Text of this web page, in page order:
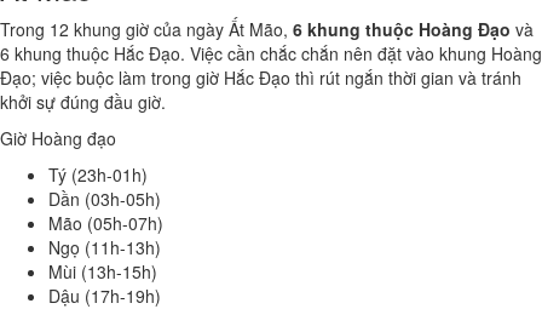
Trong 12 khung giờ của ngày Ất Mão, 6 khung thuộc Hoàng Đạo và
6 khung thuộc Hắc Đạo. Việc cần chắc chắn nên đặt vào khung Hoàng
Đạo; việc buộc làm trong giờ Hắc Đạo thì rút ngắn thời gian và tránh
khởi sự đúng đầu giờ.
Giờ Hoàng đạo
Tý (23h-01h)
Dần (03h-05h)
Mão (05h-07h)
Ngọ (11h-13h)
Mùi (13h-15h)
Dậu (17h-19h)